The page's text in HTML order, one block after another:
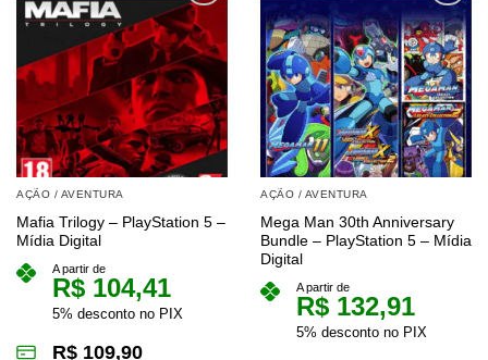
AÇÃO / AVENTURA
Mafia Trilogy – PlayStation 5 –
Mídia Digital
A partir de
R$ 104,41
5% desconto no PIX
R$ 109,90
AÇÃO / AVENTURA
Mega Man 30th Anniversary
Bundle – PlayStation 5 – Mídia
Digital
A partir de
R$ 132,91
5% desconto no PIX